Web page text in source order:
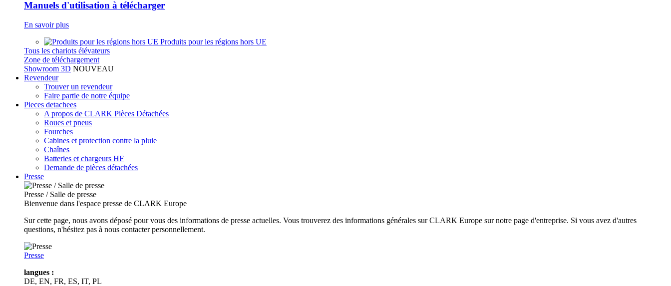
Manuels d'utilisation à télécharger
En savoir plus
Produits pour les régions hors UE
Tous les chariots élévateurs
Zone de téléchargement
Showroom 3D NOUVEAU
Revendeur
Trouver un revendeur
Faire partie de notre équipe
Pieces detachees
A propos de CLARK Pièces Détachées
Roues et pneus
Fourches
Cabines et protection contre la pluie
Chaînes
Batteries et chargeurs HF
Demande de pièces détachées
Presse
Presse / Salle de presse
Bienvenue dans l'espace presse de CLARK Europe
Sur cette page, nous avons déposé pour vous des informations de presse actuelles. Vous trouverez des informations générales sur CLARK Europe sur notre page d'entreprise. Si vous avez d'autres
questions, n'hésitez pas à nous contacter personnellement.
Presse
langues :
DE, EN, FR, ES, IT, PL